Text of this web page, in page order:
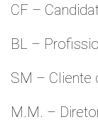
CF –
BL –
SM – Cliente
M.M. –